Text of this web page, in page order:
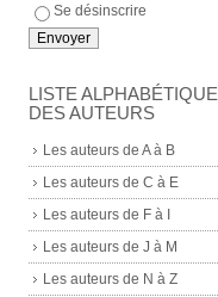
Se désinscrire
LISTE ALPHABÉTIQUE
DES AUTEURS
Les auteurs de A à B
Les auteurs de C à E
Les auteurs de F à I
Les auteurs de J à M
Les auteurs de N à Z